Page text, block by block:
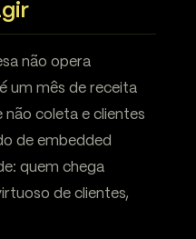
não opera
um mês de receita
não coleta e clientes
de embedded
quem chega
de clientes,